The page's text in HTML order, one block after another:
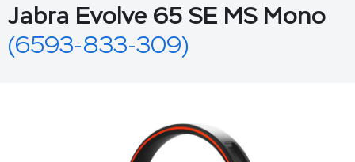
Jabra Evolve 65 SE MS Mono
(6593-833-309)